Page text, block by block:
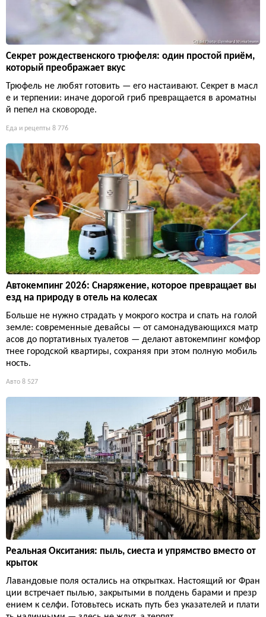
Секрет рождественского трюфеля: один простой приём,
который преображает вкус
Трюфель не любят готовить — его настаивают. Секрет в масл
е и терпении: иначе дорогой гриб превращается в ароматны
й пепел на сковороде.
Еда и рецепты 8 776
Автокемпинг 2026: Снаряжение, которое превращает вы
езд на природу в отель на колесах
Больше не нужно страдать у мокрого костра и спать на голой
земле: современные девайсы — от самонадувающихся матр
асов до портативных туалетов — делают автокемпинг комфор
тнее городской квартиры, сохраняя при этом полную мобиль
ность.
Авто 8 527
Реальная Окситания: пыль, сиеста и упрямство вместо от
крыток
Лавандовые поля остались на открытках. Настоящий юг Фран
ции встречает пылью, закрытыми в полдень барами и презр
ением к селфи. Готовьтесь искать путь без указателей и плати